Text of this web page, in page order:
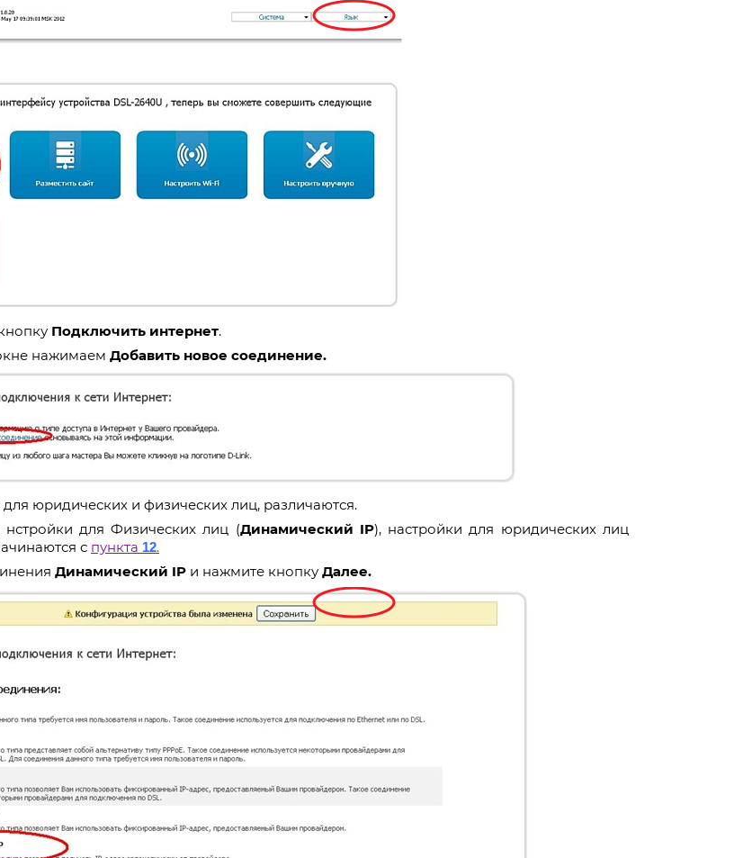
Подключить интернет.
нажимаем Добавить новое соединение.
юридических и физических лиц, различаются.
для Физических лиц (Динамический IP), настройки для юридических лиц
с пункта 12.
Динамический IP и нажмите кнопку Далее.